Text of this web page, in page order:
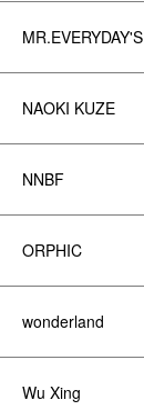
MR.EVERYDAY'S
NAOKI KUZE
NNBF
ORPHIC
wonderland
Wu Xing